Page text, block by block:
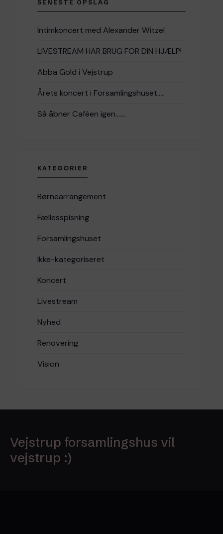
SENESTE OPSLAG
Intimkoncert med Alexander Witzel
LIVESTREAM HAR BRUG FOR DIN HJÆLP!
Abba Gold i Vejstrup
Årets koncert i Forsamlingshuset…..
Så åbner Caféen igen…….
KATEGORIER
Børnearrangement
Fællesspisning
Forsamlingshuset
Ikke-kategoriseret
Koncert
Livestream
Nyhed
Renovering
Vision
Vejstrup forsamlingshus vil
vejstrup :)